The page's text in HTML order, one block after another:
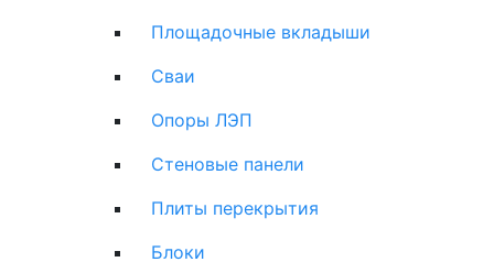
Площадочные вкладыши
Сваи
Опоры ЛЭП
Стеновые панели
Плиты перекрытия
Блоки